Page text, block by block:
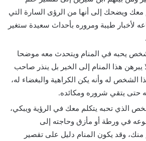
ويضحك إلى أنها من الرؤى السارة التي
لأخبار طيبة ومروره بأحداث سعيدة ستغير
شخص يحبه في المنام ويتحدث معه موضحا
يبرهن هذا المنام إلى الخير بل ينذر صاحب
الشخص له وأنه يكن الكراهية والبغضاء له،
حتى يتقي شروره ومكائده.
الذي تحبه يتكلم معك في الرؤية ويبكي،
في ورطة أو مأزق وحاجته إلى
وقد يكون المنام دليل على تقصير